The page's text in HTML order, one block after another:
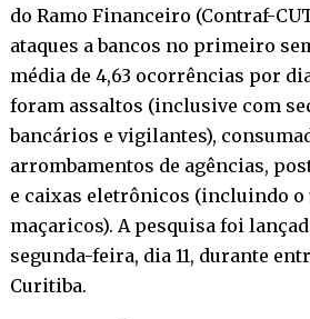
do Ramo Financeiro (Contraf-
ataques a bancos no primeiro
média de 4,63 ocorrências por
foram assaltos (inclusive com
bancários e vigilantes),
arrombamentos de agências,
e caixas eletrônicos (incluindo o
maçaricos). A pesquisa foi
segunda-feira, dia 11, durante
Curitiba.